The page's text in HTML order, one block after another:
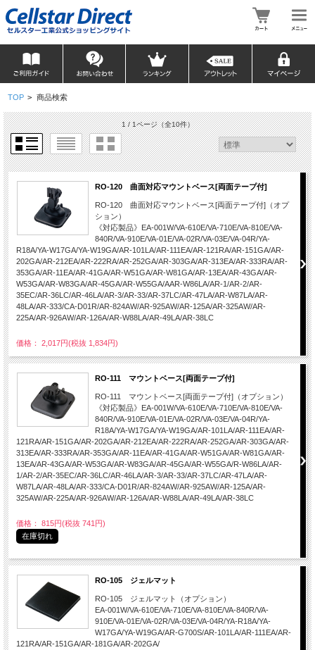
TOP > 商品検索
1 / 1ページ（全10件）
RO-120 曲面対応マウントベース[両面テープ付]
RO-120 曲面対応マウントベース[両面テープ付]（オプ
ション）
《対応製品》EA-001W/VA-610E/VA-710E/VA-810E/VA-
840R/VA-910E/VA-01E/VA-02R/VA-03E/VA-04R/YA-
R18A/YA-W17GA/YA-W19GA/AR-101LA/AR-111EA/AR-121RA/AR-151GA/AR-
202GA/AR-212EA/AR-222RA/AR-252GA/AR-303GA/AR-313EA/AR-333RA/AR-
353GA/AR-11EA/AR-41GA/AR-W51GA/AR-W81GA/AR-13EA/AR-43GA/AR-
W53GA/AR-W83GA/AR-45GA/AR-W55GA/AAR-W86LA/AR-1/AR-2/AR-
35EC/AR-36LC/AR-46LA/AR-3/AR-33/AR-37LC/AR-47LA/AR-W87LA/AR-
48LA/AR-333/CA-D01R/AR-824AW/AR-925AW/AR-125A/AR-325AW/AR-
225A/AR-926AW/AR-126A/AR-W88LA/AR-49LA/AR-38LC
価格： 2,017円(税抜 1,834円)
RO-111 マウントベース[両面テープ付]
RO-111 マウントベース[両面テープ付]（オプション）
《対応製品》EA-001W/VA-610E/VA-710E/VA-810E/VA-
840R/VA-910E/VA-01E/VA-02R/VA-03E/VA-04R/YA-
R18A/YA-W17GA/YA-W19GA/AR-101LA/AR-111EA/AR-
121RA/AR-151GA/AR-202GA/AR-212EA/AR-222RA/AR-252GA/AR-303GA/AR-
313EA/AR-333RA/AR-353GA/AR-11EA/AR-41GA/AR-W51GA/AR-W81GA/AR-
13EA/AR-43GA/AR-W53GA/AR-W83GA/AR-45GA/AR-W55GA/R-W86LA/AR-
1/AR-2/AR-35EC/AR-36LC/AR-46LA/AR-3/AR-33/AR-37LC/AR-47LA/AR-
W87LA/AR-48LA/AR-333/CA-D01R/AR-824AW/AR-925AW/AR-125A/AR-
325AW/AR-225A/AR-926AW/AR-126A/AR-W88LA/AR-49LA/AR-38LC
価格： 815円(税抜 741円)
在庫切れ
RO-105 ジェルマット
RO-105 ジェルマット（オプション）
EA-001W/VA-610E/VA-710E/VA-810E/VA-840R/VA-
910E/VA-01E/VA-02R/VA-03E/VA-04R/YA-R18A/YA-
W17GA/YA-W19GA/AR-G700S/AR-101LA/AR-111EA/AR-
121RA/AR-151GA/AR-181GA/AR-202GA/